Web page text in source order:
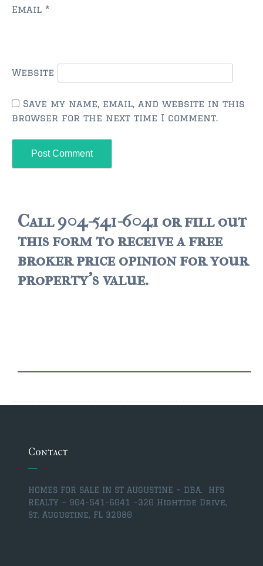
Email *
Website
Save my name, email, and website in this
browser for the next time I comment.
Call 904-541-6041 or fill out
this form to receive a free
broker price opinion for your
property's value.
Contact
HOMES FOR SALE IN ST AUGUSTINE – DBA. HFS
REALTY – 904-541-6041 –320 Hightide Drive,
St. Augustine, FL 32080